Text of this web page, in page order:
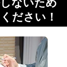
ないため
ださい！